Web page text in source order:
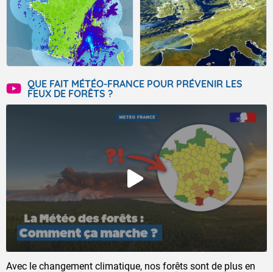
QUE FAIT MÉTÉO-FRANCE POUR PRÉVENIR LES
FEUX DE FORÊTS ?
Avec le changement climatique, nos forêts sont de plus en